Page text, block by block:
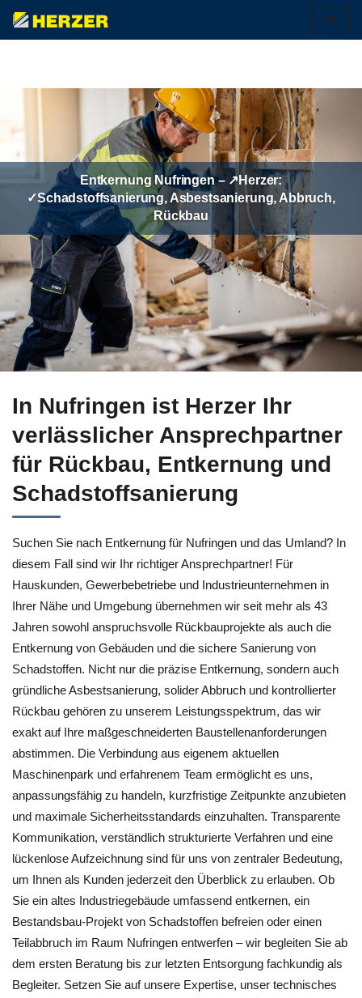
Zum
Entkernung Nufringen – ↗️Herzer:
✓Schadstoffsanierung, Asbestsanierung, Abbruch,
Rückbau
In Nufringen ist Herzer Ihr
verlässlicher Ansprechpartner
für Rückbau, Entkernung und
Schadstoffsanierung
Suchen Sie nach Entkernung für Nufringen und das Umland? In
diesem Fall sind wir Ihr richtiger Ansprechpartner! Für
Hauskunden, Gewerbebetriebe und Industrieunternehmen in
Ihrer Nähe und Umgebung übernehmen wir seit mehr als 43
Jahren sowohl anspruchsvolle Rückbauprojekte als auch die
Entkernung von Gebäuden und die sichere Sanierung von
Schadstoffen. Nicht nur die präzise Entkernung, sondern auch
gründliche Asbestsanierung, solider Abbruch und kontrollierter
Rückbau gehören zu unserem Leistungsspektrum, das wir
exakt auf Ihre maßgeschneiderten Baustellenanforderungen
abstimmen. Die Verbindung aus eigenem aktuellen
Maschinenpark und erfahrenem Team ermöglicht es uns,
anpassungsfähig zu handeln, kurzfristige Zeitpunkte anzubieten
und maximale Sicherheitsstandards einzuhalten. Transparente
Kommunikation, verständlich strukturierte Verfahren und eine
lückenlose Aufzeichnung sind für uns von zentraler Bedeutung,
um Ihnen als Kunden jederzeit den Überblick zu erlauben. Ob
Sie ein altes Industriegebäude umfassend entkernen, ein
Bestandsbau‑Projekt von Schadstoffen befreien oder einen
Teilabbruch im Raum Nufringen entwerfen – wir begleiten Sie ab
dem ersten Beratung bis zur letzten Entsorgung fachkundig als
Begleiter. Setzen Sie auf unsere Expertise, unser technisches